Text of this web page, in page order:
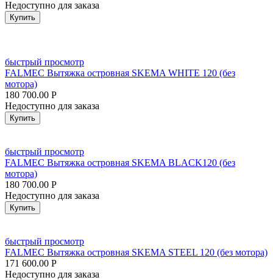
Недоступно для заказа
Купить
быстрый просмотр
FALMEC Вытяжка островная SKEMA WHITE 120 (без
мотора)
180 700.00 Р
Недоступно для заказа
Купить
быстрый просмотр
FALMEC Вытяжка островная SKEMA BLACK120 (без
мотора)
180 700.00 Р
Недоступно для заказа
Купить
быстрый просмотр
FALMEC Вытяжка островная SKEMA STEEL 120 (без мотора)
171 600.00 Р
Недоступно для заказа